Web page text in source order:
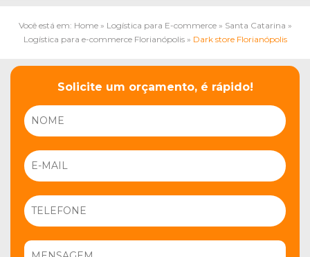
Você está em: Home» Logística para E-commerce» Santa Catarina »
Logística para e-commerce Florianópolis» Dark store Florianópolis
Solicite um orçamento, é rápido!